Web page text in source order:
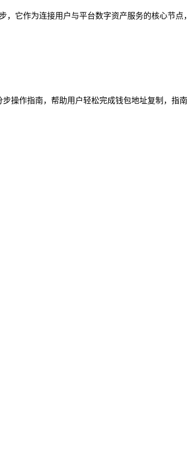
，它作为连接用户与平台数字资产服务的核心节
操作指南，帮助用户轻松完成钱包地址复制，指